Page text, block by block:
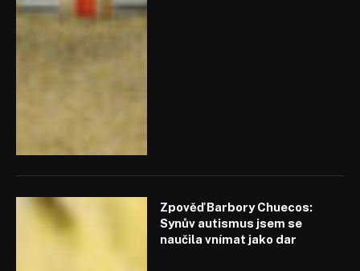
Zpověď Barbory Chuecos:
Synův autismus jsem se
naučila vnímat jako dar